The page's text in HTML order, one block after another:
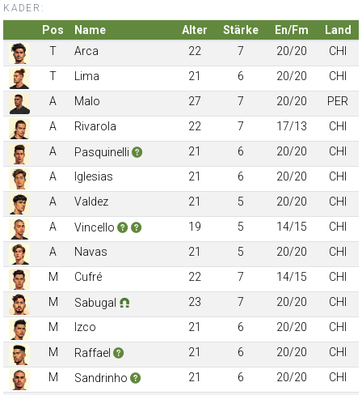
KADER:
Pos Name Alter Stärke En/Fm
Land
T
Arca 22 7 20/20
CHI
T
Lima 21 6 20/20
CHI
A
Malo 27 7 20/20
PER
A
Rivarola 22 7 17/13
CHI
A
Pasquinelli 21 6 20/20
CHI
A
Iglesias 21 6 20/20
CHI
A
Valdez 21 5 20/20
CHI
A
Vincello 19 5 14/15
CHI
A
Navas 21 5 20/20
CHI
M
Cufré 22 7 14/15
CHI
M
Sabugal 23 7 20/20
CHI
M
Izco 21 6 20/20
CHI
M
Raffael 21 6 20/20
CHI
M
Sandrinho 21 6 20/20 CHI